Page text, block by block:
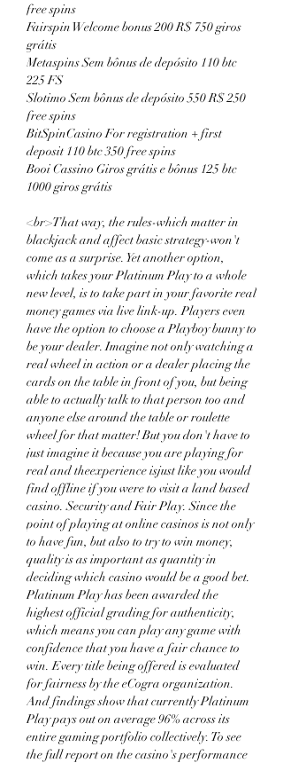
free spins
Fairspin Welcome bonus 200 R$ 750 giros
grátis
Metaspins Sem bônus de depósito 110 btc
225 FS
Slotimo Sem bônus de depósito 550 R$ 250
free spins
BitSpinCasino For registration + first
deposit 110 btc 350 free spins
Booi Cassino Giros grátis e bônus 125 btc
1000 giros grátis
<br>That way, the rules-which matter in
blackjack and affect basic strategy-won't
come as a surprise. Yet another option,
which takes your Platinum Play to a whole
new level, is to take part in your favorite real
money games via live link-up. Players even
have the option to choose a Playboy bunny to
be your dealer. Imagine not only watching a
real wheel in action or a dealer placing the
cards on the table in front of you, but being
able to actually talk to that person too and
anyone else around the table or roulette
wheel for that matter! But you don't have to
just imagine it because you are playing for
real and theexperience isjust like you would
find offline if you were to visit a land based
casino. Security and Fair Play. Since the
point of playing at online casinos is not only
to have fun, but also to try to win money,
quality is as important as quantity in
deciding which casino would be a good bet.
Platinum Play has been awarded the
highest official grading for authenticity,
which means you can play any game with
confidence that you have a fair chance to
win. Every title being offered is evaluated
for fairness by the eCogra organization.
And findings show that currently Platinum
Play pays out on average 96% across its
entire gaming portfolio collectively. To see
the full report on the casino's performance